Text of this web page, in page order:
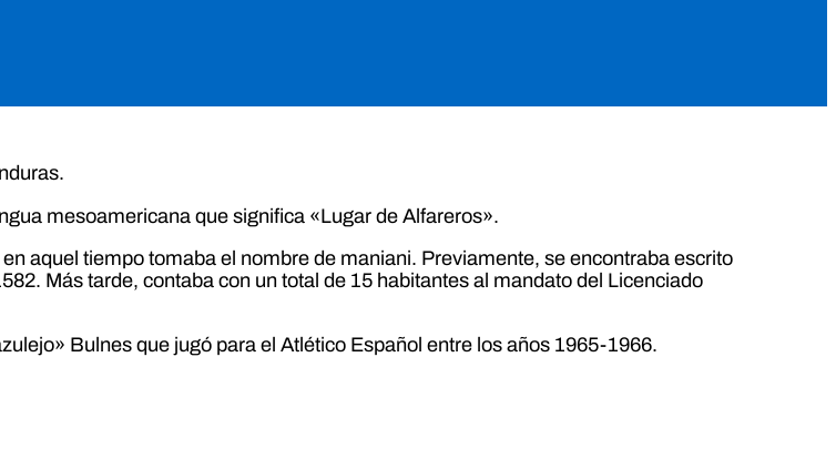
mesoamericana que significa «Lugar de Alfareros».
aquel tiempo tomaba el nombre de maniani. Previamente, se encontraba escrito
Más tarde, contaba con un total de 15 habitantes al mandato del Licenciado
Bulnes que jugó para el Atlético Español entre los años 1965-1966.